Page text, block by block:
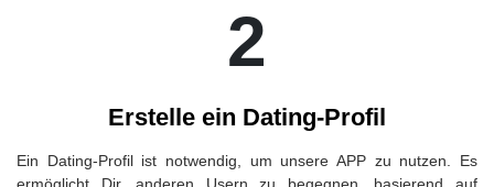
2
Erstelle ein Dating-Profil
Ein Dating-Profil ist notwendig, um unsere APP zu nutzen. Es
ermöglicht Dir, anderen Usern zu begegnen, basierend auf